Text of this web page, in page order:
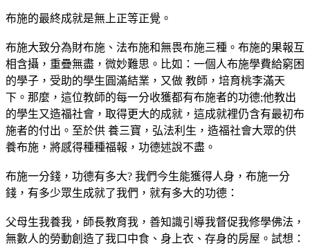
布施的最終成就是無上正等正覺。
布施大致分為財布施、法布施和無畏布施三種。布施的果報互
相含攝，重疊無盡，微妙難思。比如：一個人布施學費給窮困
的學子，受助的學生圓滿結業，又做 教師，培育桃李滿天
下。那麼，這位教師的每一分收獲都有布施者的功德;他教出
的學生又造福社會，取得更大的成就，這成就裡仍含有最初布
施者的付出。至於供 養三寶，弘法利生，造福社會大眾的供
養布施，將感得種種福報，功德述說不盡。
布施一分錢，功德有多大? 我們今生能獲得人身，布施一分
錢，有多少眾生成就了我們，就有多大的功德：
父母生我養我，師長教育我，善知識引導我督促我修學佛法，
無數人的勞動創造了我口中食、身上衣、存身的房屋。試想：